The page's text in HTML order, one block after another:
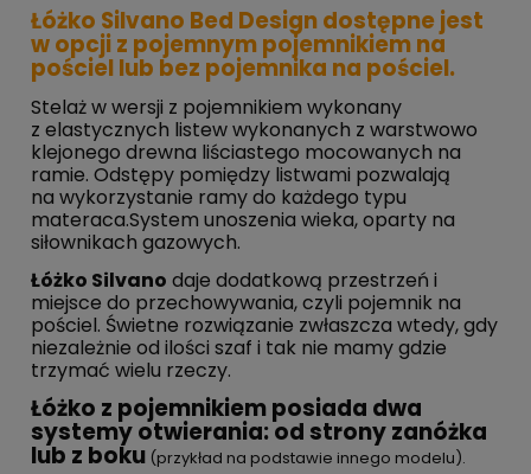
Łóżko Silvano Bed Design dostępne jest
w opcji z pojemnym pojemnikiem na
pościel lub bez pojemnika na pościel.
Stelaż w wersji z pojemnikiem wykonany
z elastycznych listew wykonanych z warstwowo
klejonego drewna liściastego mocowanych na
ramie. Odstępy pomiędzy listwami pozwalają
na wykorzystanie ramy do każdego typu
materaca.System unoszenia wieka, oparty na
siłownikach gazowych.
Łóżko Silvano daje dodatkową przestrzeń i
miejsce do przechowywania, czyli pojemnik na
pościel. Świetne rozwiązanie zwłaszcza wtedy, gdy
niezależnie od ilości szaf i tak nie mamy gdzie
trzymać wielu rzeczy.
Łóżko z pojemnikiem posiada dwa
systemy otwierania: od strony zanóżka
lub z boku (przykład na podstawie innego modelu).